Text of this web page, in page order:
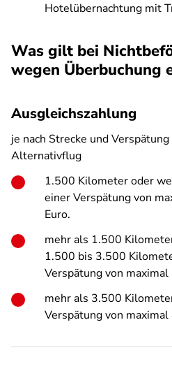
Hotelübernachtung mit
Was gilt bei
wegen Überbuchung
Ausgleichszahlung
je nach Strecke und
Alternativflug
1.500 Kilometer oder
einer Verspätung von
Euro.
mehr als 1.500
1.500 bis 3.500
Verspätung von
mehr als 3.500
Verspätung von